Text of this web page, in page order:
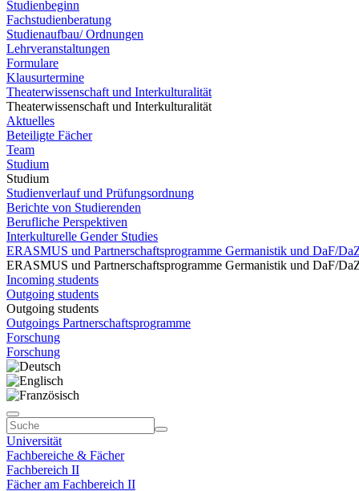
Studienbeginn
Fachstudienberatung
Studienaufbau/ Ordnungen
Lehrveranstaltungen
Formulare
Klausurtermine
Theaterwissenschaft und Interkulturalität
Theaterwissenschaft und Interkulturalität
Aktuelles
Beteiligte Fächer
Team
Studium
Studium
Studienverlauf und Prüfungsordnung
Berichte von Studierenden
Berufliche Perspektiven
Interkulturelle Gender Studies
ERASMUS und Partnerschaftsprogramme Germanistik und DaF/
ERASMUS und Partnerschaftsprogramme Germanistik und DaF/
Incoming students
Outgoing students
Outgoing students
Outgoings Partnerschaftsprogramme
Forschung
Forschung
Universität
Fachbereiche & Fächer
Fachbereich II
Fächer am Fachbereich II